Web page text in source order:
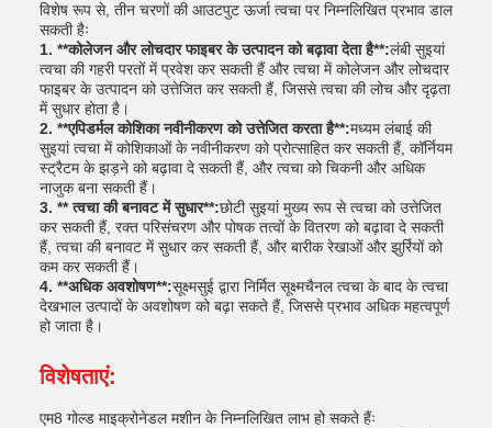
विशेष रूप से, तीन चरणों की आउटपुट ऊर्जा त्वचा पर निम्नलिखित प्रभाव डाल
सकती हैः
1. **कोलेजन और लोचदार फाइबर के उत्पादन को बढ़ावा देता है**:लंबी सुइयां
त्वचा की गहरी परतों में प्रवेश कर सकती हैं और त्वचा में कोलेजन और लोचदार
फाइबर के उत्पादन को उत्तेजित कर सकती हैं, जिससे त्वचा की लोच और दृढ़ता
में सुधार होता है।
2. **एपिडर्मल कोशिका नवीनीकरण को उत्तेजित करता है**:मध्यम लंबाई की
सुइयां त्वचा में कोशिकाओं के नवीनीकरण को प्रोत्साहित कर सकती हैं, कॉर्नियम
स्ट्रैटम के झड़ने को बढ़ावा दे सकती हैं, और त्वचा को चिकनी और अधिक
नाजुक बना सकती हैं।
3. ** त्वचा की बनावट में सुधार**:छोटी सुइयां मुख्य रूप से त्वचा को उत्तेजित
कर सकती हैं, रक्त परिसंचरण और पोषक तत्वों के वितरण को बढ़ावा दे सकती
हैं, त्वचा की बनावट में सुधार कर सकती हैं, और बारीक रेखाओं और झुर्रियों को
कम कर सकती हैं।
4. **अधिक अवशोषण**:सूक्ष्मसुई द्वारा निर्मित सूक्ष्मचैनल त्वचा के बाद के त्वचा
देखभाल उत्पादों के अवशोषण को बढ़ा सकते हैं, जिससे प्रभाव अधिक महत्वपूर्ण
हो जाता है।
विशेषताएं:
एम8 गोल्ड माइक्रोनेडल मशीन के निम्नलिखित लाभ हो सकते हैंः